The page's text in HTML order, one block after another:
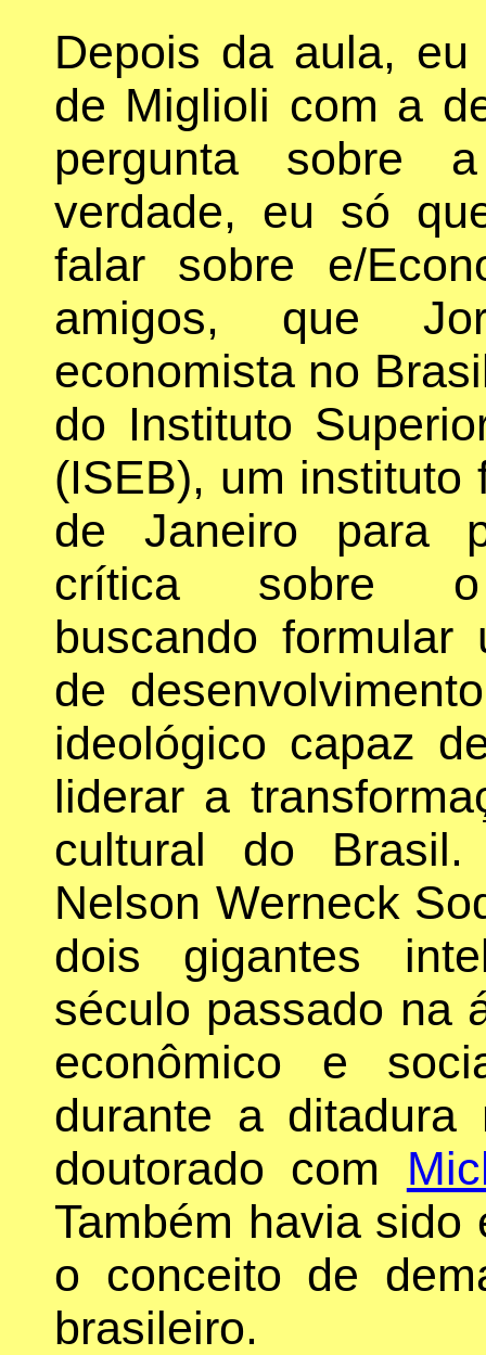
Depois da aula, eu
de Miglioli com a
pergunta sobre
verdade, eu só
falar sobre e/
amigos, que
economista no
do Instituto
(ISEB), um instituto
de Janeiro para
crítica sobre o
buscando formular
de
ideológico capaz
liderar a
cultural do Brasil.
Nelson Werneck
dois gigantes
século passado na
econômico e
durante a
doutorado com
Também havia
o conceito de
brasileiro.